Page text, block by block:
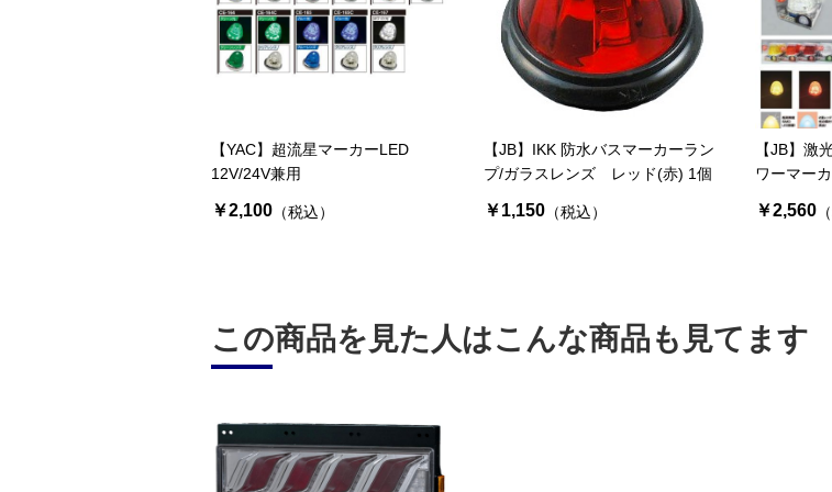
お買い物を続ける カート
【YAC】超流星マーカーLED
12V/24V兼用
￥2,100 （税込）
【JB】IKK 防水バスマーカーラン
プ/ガラスレンズ レッド(赤) 1個
￥1,150（税込）
【JB】激
ワーマー
￥2,560
この商品を見た人はこんな商品も見てます